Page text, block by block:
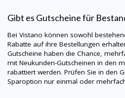
Gibt es Gutscheine für
Bei Vistano können sowohl
Rabatte auf ihre Bestellungen
Gutscheine haben die Chance,
mit Neukunden-Gutscheinen in den
rabattiert werden. Prüfen Sie in den
Sparoption nur einmal oder